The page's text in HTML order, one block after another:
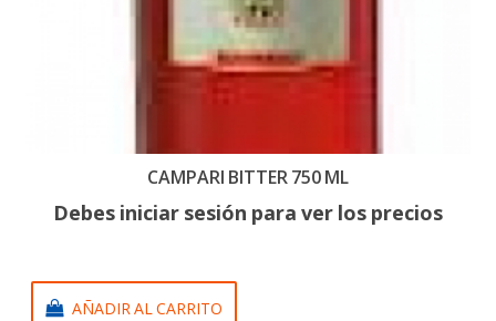
CAMPARI BITTER 750 ML
Debes iniciar sesión para ver los precios
AÑADIR AL CARRITO